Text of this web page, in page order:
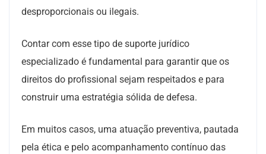
desproporcionais ou ilegais.
Contar com esse tipo de suporte jurídico
especializado é fundamental para garantir que os
direitos do profissional sejam respeitados e para
construir uma estratégia sólida de defesa.
Em muitos casos, uma atuação preventiva, pautada
pela ética e pelo acompanhamento contínuo das